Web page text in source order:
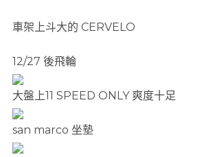
車架上斗大的 CERVELO
12/27 後飛輪
大盤上11 SPEED ONLY 爽度十足
san marco 坐墊